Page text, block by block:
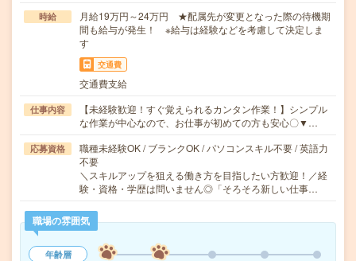
時給
月給19万円～24万円 ★配属先が変更となった際の待機期
間も給与が発生！ ※給与は経験などを考慮して決定しま
す
交通費
交通費支給
仕事内容
【未経験歓迎！すぐ覚えられるカンタン作業！】シンプル
な作業が中心なので、お仕事が初めての方も安心〇▼…
応募資格
職種未経験OK / ブランクOK / パソコンスキル不要 / 英語力
不要
＼スキルアップを狙える働き方を目指したい方歓迎！／経
験・資格・学歴は問いません◎「そろそろ新しい仕事…
職場の雰囲気
年齢層